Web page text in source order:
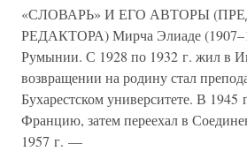
«СЛОВАРЬ» И ЕГО АВТОРЫ
РЕДАКТОРА) Мирча Элиаде
Румынии. С 1928 по 1932 г. жил в
возвращении на родину стал
Бухарестском университете. В 1945
Францию, затем переехал в
1957 г. —